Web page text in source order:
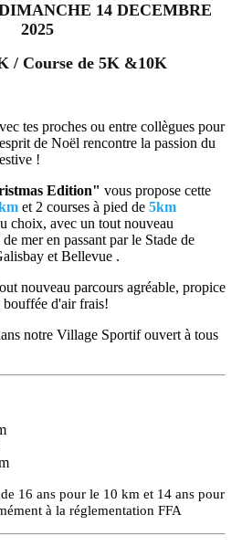
14 DECEMBRE
2025
/ Course de 5K &10K
tes proches ou entre collègues pour
de Noël rencontre la passion du
!
Edition" vous propose cette
et 2 courses à pied de 5km
choix, avec un tout nouveau
mer en passant par le Stade de
et Bellevue .
nouveau parcours agréable, propice
bouffée d'air frais!
notre Village Sportif ouvert à tous
16 ans pour le 10 km et 14 ans pour
à la réglementation FFA